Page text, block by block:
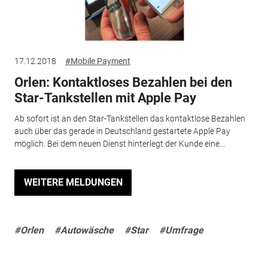
17.12.2018 #Mobile Payment
Orlen: Kontaktloses Bezahlen bei den
Star-Tankstellen mit Apple Pay
Ab sofort ist an den Star-Tankstellen das kontaktlose Bezahlen
auch über das gerade in Deutschland gestartete Apple Pay
möglich. Bei dem neuen Dienst hinterlegt der Kunde eine...
WEITERE MELDUNGEN
#Orlen #Autowäsche #Star #Umfrage